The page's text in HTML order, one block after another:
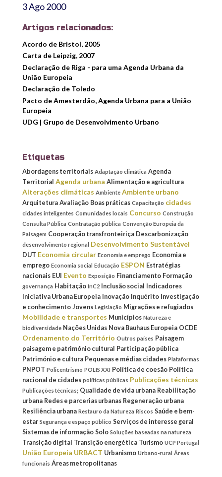
3 Ago 2000
Artigos relacionados:
Acordo de Bristol, 2005
Carta de Leipzig, 2007
Declaração de Riga - para uma Agenda Urbana da
União Europeia
Declaração de Toledo
Pacto de Amesterdão, Agenda Urbana para a União
Europeia
UDG | Grupo de Desenvolvimento Urbano
Etiquetas
Abordagens territoriais Adaptação climática Agenda
Territorial Agenda urbana Alimentação e agricultura
Alterações climáticas Ambiente Ambiente urbano
Arquitetura Avaliação Boas práticas Capacitação cidades
cidades inteligentes Comunidades locais Concurso Construção
Consulta Pública Contratação pública Convenção Europeia da
Paisagem Cooperação transfronteiriça Descarbonização
desenvolvimento regional Desenvolvimento Sustentável
DUT Economia circular Economia e emprego Economia e
emprego Economia social Educação ESPON Estratégias
nacionais EUI Evento Exposição Financiamento Formação
governança Habitação InC2 Inclusão social Indicadores
Iniciativa Urbana Europeia Inovação Inquérito Investigação
e conhecimento Jovens Legislação Migrações e refugiados
Mobilidade e transportes Municípios Natureza e
biodiversidade Nações Unidas Nova Bauhaus Europeia OCDE
Ordenamento do Território Outros países Paisagem
paisagem e património cultural Participação pública
Património e cultura Pequenas e médias cidades Plataformas
PNPOT Policentrismo POLIS XXI Política de coesão Política
nacional de cidades políticas públicas Publicações técnicas
Publicações técnicas; Qualidade de vida urbana Reabilitação
urbana Redes e parcerias urbanas Regeneração urbana
Resiliência urbana Restauro da Natureza Riscos Saúde e bem-
estar Segurança e espaço público Serviços de interesse geral
Sistemas de informação Solo Soluções baseadas na natureza
Transição digital Transição energética Turismo UCP Portugal
União Europeia URBACT Urbanismo Urbano-rural Áreas
funcionais Áreas metropolitanas